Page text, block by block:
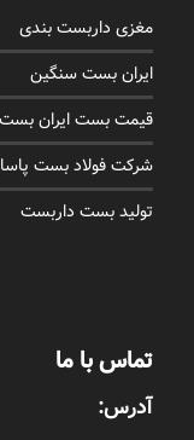
مغزی داربست بندی
ایران بست سنگین
قیمت بست ایران بست
شرکت فولاد بست
تولید بست داربست
تماس با ما
آدرس: